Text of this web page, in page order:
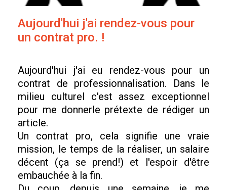
Aujourd'hui j'ai rendez-vous pour
un contrat pro. !
Aujourd'hui j'ai eu rendez-vous pour un
contrat de professionnalisation. Dans le
milieu culturel c'est assez exceptionnel
pour me donnerle prétexte de rédiger un
article.
Un contrat pro, cela signifie une vraie
mission, le temps de la réaliser, un salaire
décent (ça se prend!) et l'espoir d'être
embauchée à la fin.